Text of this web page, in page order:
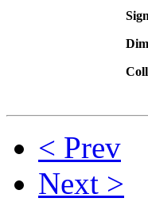
< Prev
Next >